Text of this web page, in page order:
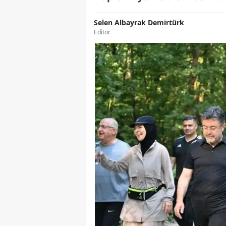
Selen Albayrak Demirtürk
Editör